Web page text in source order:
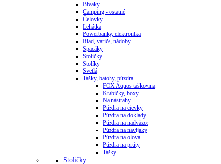
Bivaky
Camping - ostatné
Čelovky
Lehátka
Powerbanky, elektronika
Riad, variče, nádoby...
Spacáky
Stoličky
Stolíky
Svetlá
Tašky, batohy, púzdra
FOX Aquos taškovina
Krabičky, boxy
Na nástrahy
Púzdra na cievky
Púzdra na doklady
Púzdra na nadväzce
Púzdra na navijaky
Púzdra na olova
Púzdra na prúty
Tašky
Stoličky